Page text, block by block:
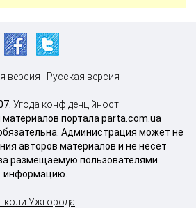
версия Русская версия
Угода конфіденційності
материалов портала parta.com.ua
Администрация может не
авторов материалов и не несет
размещаемую пользователями
информацию.
Школи Ужгорода